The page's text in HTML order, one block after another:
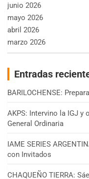
junio 2026
mayo 2026
abril 2026
marzo 2026
Entradas
BARILOCHENSE:
AKPS: Intervino la IGJ
General Ordinaria
IAME SERIES
con Invitados
CHAQUEÑO TIERRA: